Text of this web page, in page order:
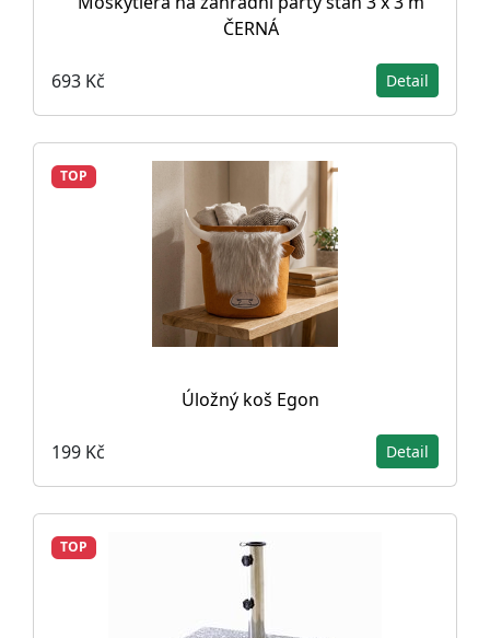
ČERNÁ
693 Kč Detail
TOP
Úložný koš Egon
199 Kč Detail
TOP